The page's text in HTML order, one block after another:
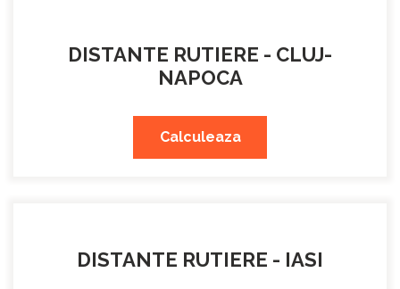
DISTANTE RUTIERE - CLUJ-
NAPOCA
Calculeaza
DISTANTE RUTIERE - IASI